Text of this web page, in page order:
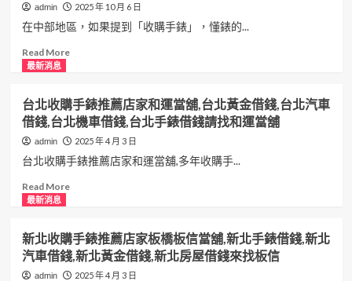
admin 2025 年 10 月 6 日
在中部地區，如果提到「收購手錶」，懂錶的...
Read MoreRead
永
順
腕
錶
｜
台
中
南
投
苗
栗
最新消息
台北收購手錶推薦店家和運當舖,台北黃金借錢,台北汽車
借錢,台北機車借錢,台北手錶借錢請找和運當舖
admin 2025 年 4 月 3 日
台北收購手錶推薦店家和運當舖,多年收購手...
Read MoreRead
台
北
收
購
最新消息
新北收購手錶推薦店家板橋板信當舖,新北手錶借錢,新北
汽車借錢,新北黃金借錢,新北房屋借錢來找板信
admin 2025 年 4 月 3 日